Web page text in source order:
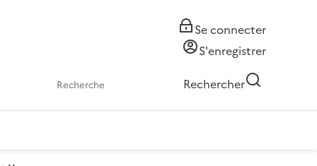
Se connecter
S'enregistrer
Rechercher